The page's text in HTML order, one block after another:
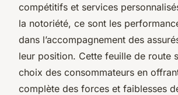
compétitifs et services
la notoriété, ce sont les
dans l’accompagnement des
leur position. Cette feuille de route
choix des consommateurs en
complète des forces et faiblesses